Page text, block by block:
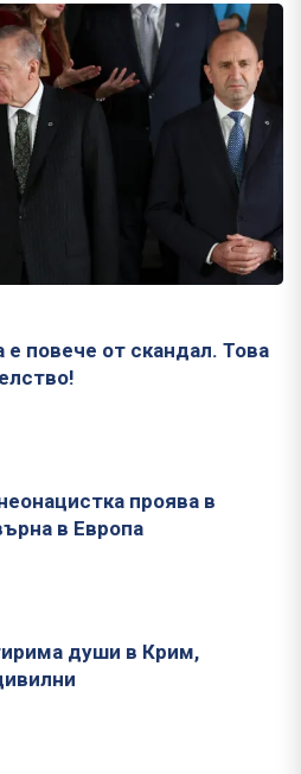
повече от скандал. Това
проява в
в Европа
души в Крим,